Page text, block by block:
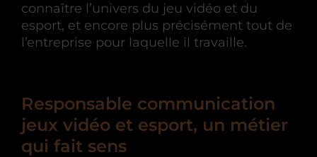
connaître l’univers du jeu vidéo et du
esport, et encore plus précisément tout de
l’entreprise pour laquelle il travaille.
Responsable communication
jeux vidéo et esport, un métier
qui fait sens